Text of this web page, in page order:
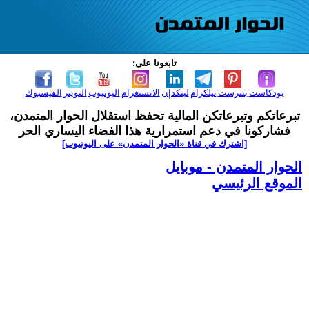
تابعونا على:
الفيسبوك التويتر اليوتيوب الانستغرام لينكدإن تيلكرامبنترست بودكاست
تبرعاتكم وتبرعاتكن المالية تحفظ استقلال الحوار المتمدن،
فشاركونا في دعم استمرارية هذا الفضاء اليساري الحر
[اشترك في قناة ‫«الحوار المتمدن» على اليوتيوب]
الحوار المتمدن - موبايل
الموقع الرئيسي